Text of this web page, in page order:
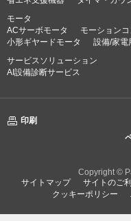
モータ
ACサーボモータ
モーション
小形ギヤードモータ
設備/家電
サービスソリューション
AI設備診断サービス
印刷
Copyright ©
サイトマップ
サイトのご
クッキーポリシー